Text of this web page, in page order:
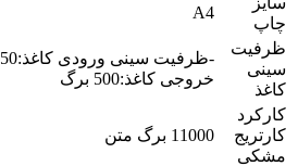
چاپ
A4
ظرفیت
سینی
کاغذ
خروجی کاغذ:500 برگ
کارکرد
کارتریج
مشکی
11000 برگ متن